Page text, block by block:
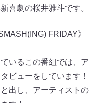
喜劇の桜井雅斗です。
FRIDAY》
いるこの番組では、ア
ビューをしています！
出し、アーティストの